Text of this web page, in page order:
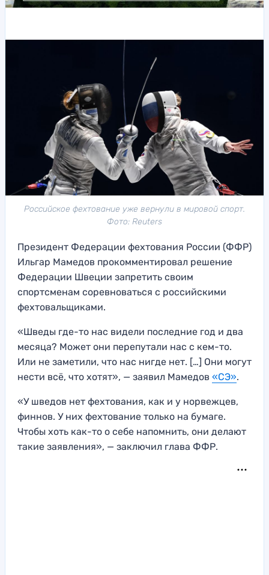
Российское фехтование уже вернули в мировой спорт.
Фото: Reuters
Президент Федерации фехтования России (ФФР)
Ильгар Мамедов прокомментировал решение
Федерации Швеции запретить своим
спортсменам соревноваться с российскими
фехтовальщиками.
«Шведы где-то нас видели последние год и два
месяца? Может они перепутали нас с кем-то.
Или не заметили, что нас нигде нет. […] Они могут
нести всё, что хотят», — заявил Мамедов «СЭ».
«У шведов нет фехтования, как и у норвежцев,
финнов. У них фехтование только на бумаге.
Чтобы хоть как-то о себе напомнить, они делают
такие заявления», — заключил глава ФФР.